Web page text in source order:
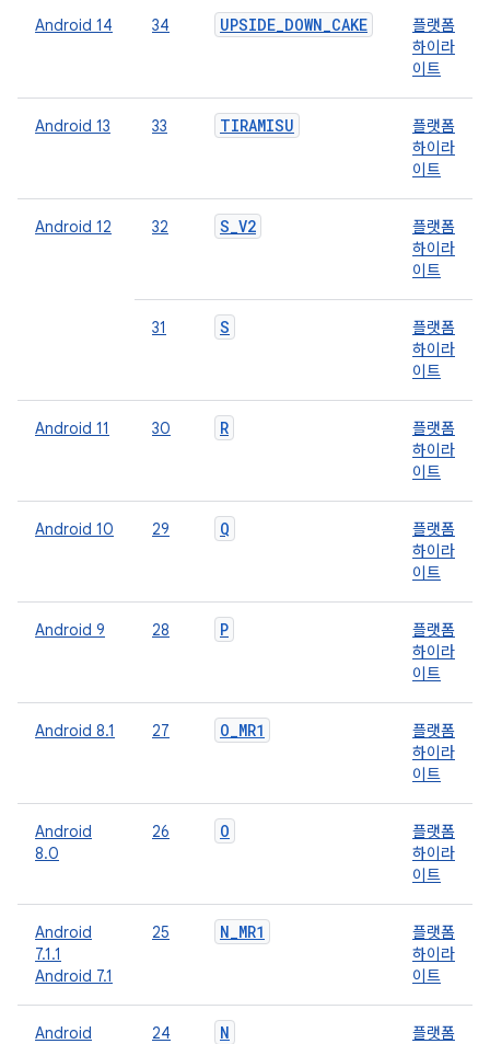
Android 14 34 UPSIDE_DOWN_CAKE
플랫폼
하이라
이트
Android 13 33 TIRAMISU
플랫폼
하이라
이트
Android 12 32 S_V2
플랫폼
하이라
이트
31 S
플랫폼
하이라
이트
Android 11 30 R
플랫폼
하이라
이트
Android 10 29 Q
플랫폼
하이라
이트
Android 9 28 P
플랫폼
하이라
이트
Android 8.1 27 O_MR1
플랫폼
하이라
이트
Android
8.0
26 O
플랫폼
하이라
이트
Android
7.1.1
Android 7.1
25 N_MR1
플랫폼
하이라
이트
Android
24 N
플랫폼